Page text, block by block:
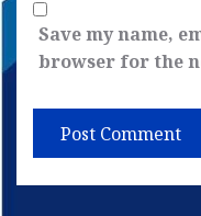
Save my name,
browser for the